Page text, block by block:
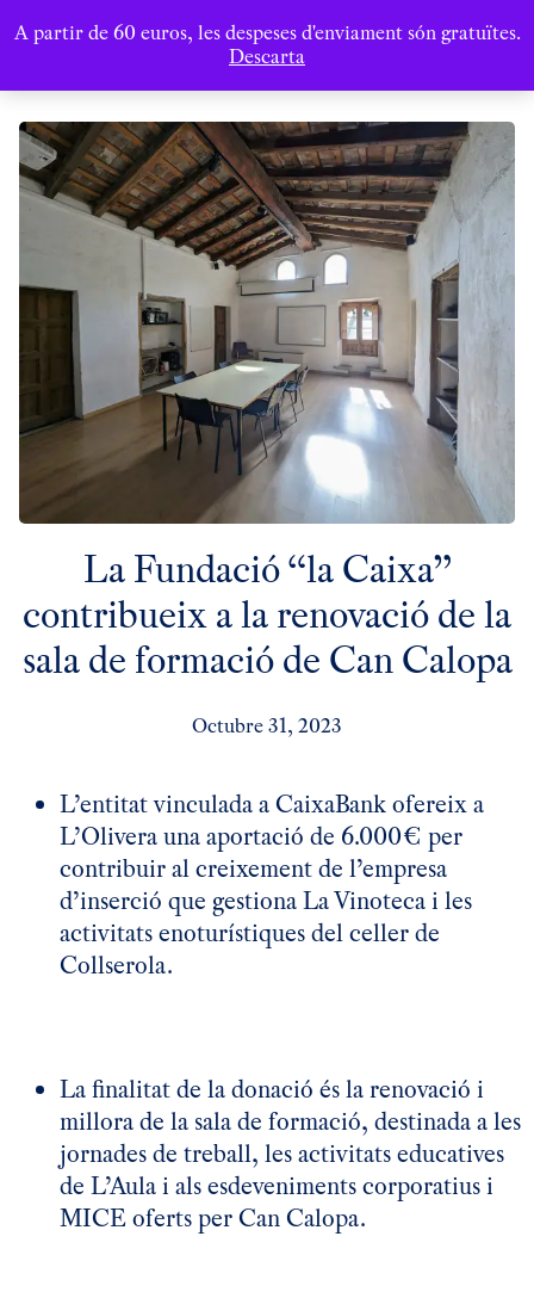
A partir de 60 euros, les despeses d'enviament són gratuïtes.
Descarta
La Fundació “la Caixa”
contribueix a la renovació de la
sala de formació de Can Calopa
Octubre 31, 2023
L’entitat vinculada a CaixaBank ofereix a
L’Olivera una aportació de 6.000€ per
contribuir al creixement de l’empresa
d’inserció que gestiona La Vinoteca i les
activitats enoturístiques del celler de
Collserola.
La finalitat de la donació és la renovació i
millora de la sala de formació, destinada a les
jornades de treball, les activitats educatives
de L’Aula i als esdeveniments corporatius i
MICE oferts per Can Calopa.